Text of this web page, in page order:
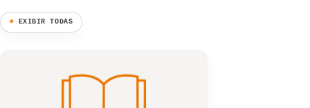
◉ EXIBIR TODAS